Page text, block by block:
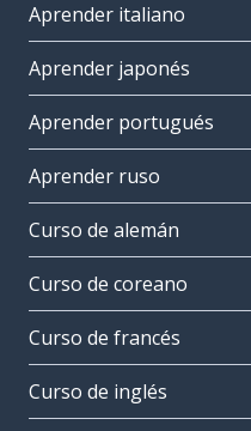
Aprender italiano
Aprender japonés
Aprender portugués
Aprender ruso
Curso de alemán
Curso de coreano
Curso de francés
Curso de inglés